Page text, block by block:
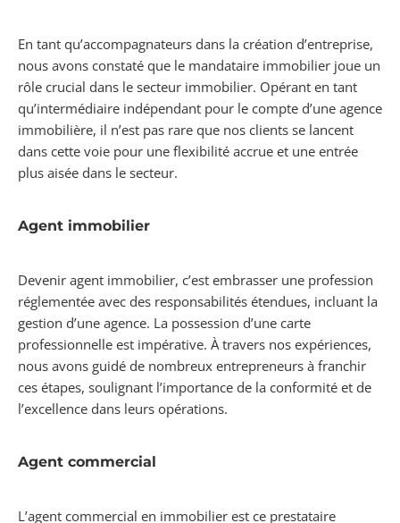
En tant qu’accompagnateurs dans la création d’entreprise,
nous avons constaté que le mandataire immobilier joue un
rôle crucial dans le secteur immobilier. Opérant en tant
qu’intermédiaire indépendant pour le compte d’une agence
immobilière, il n’est pas rare que nos clients se lancent
dans cette voie pour une flexibilité accrue et une entrée
plus aisée dans le secteur.
Agent immobilier
Devenir agent immobilier, c’est embrasser une profession
réglementée avec des responsabilités étendues, incluant la
gestion d’une agence. La possession d’une carte
professionnelle est impérative. À travers nos expériences,
nous avons guidé de nombreux entrepreneurs à franchir
ces étapes, soulignant l’importance de la conformité et de
l’excellence dans leurs opérations.
Agent commercial
L’agent commercial en immobilier est ce prestataire